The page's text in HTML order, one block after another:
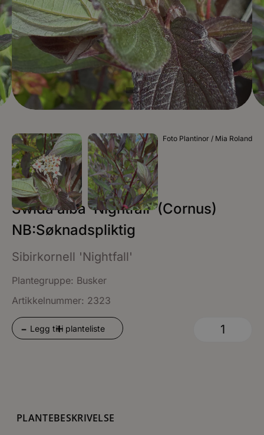
Foto Plantinor / Mia Roland
Swida alba ‘Nightfall’ (Cornus)
NB:Søknadspliktig
Sibirkornell 'Nightfall'
Plantegruppe: Busker
Artikkelnummer: 2323
- +
Legg til i planteliste
PLANTEBESKRIVELSE